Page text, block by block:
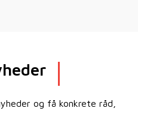
og få konkrete råd,